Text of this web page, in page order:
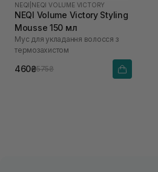
NEQI NEQI VOLUME VICTORY
NEQI Volume Victory Styling
Mousse 150 мл
Мус для укладання волосся з
термозахистом
460₴575₴